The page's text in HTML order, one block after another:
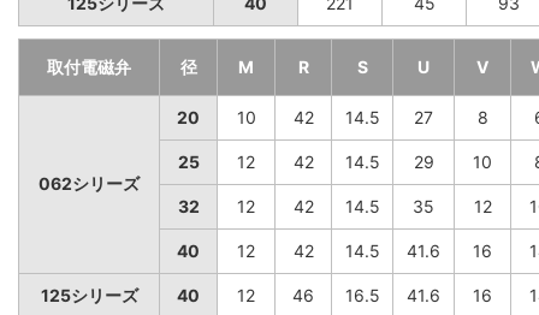
取付電磁弁 径 M R S U V
062シリーズ
20 10 42 14.5 27 8
25 12 42 14.5 29 10
32 12 42 14.5 35 12
40 12 42 14.5 41.6 16
125シリーズ 40 12 46 16.5 41.6 16